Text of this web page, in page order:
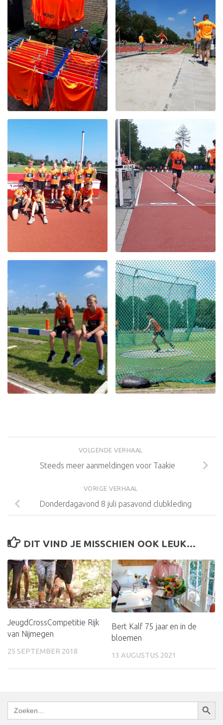
VOLGENDE VERHAAL
Steeds meer aanmeldingen voor Taakie
VORIGE VERHAAL
Donderdagavond 8 juli pasavond clubkleding
DIT VIND JE MISSCHIEN OOK LEUK...
JeugdCrossCompetitie Rijk
van Nijmegen
25 SEPTEMBER 2018
Bert Kalf 75 jaar en in de
bloemen
13 AUGUSTUS 2021
Zoek
naar: